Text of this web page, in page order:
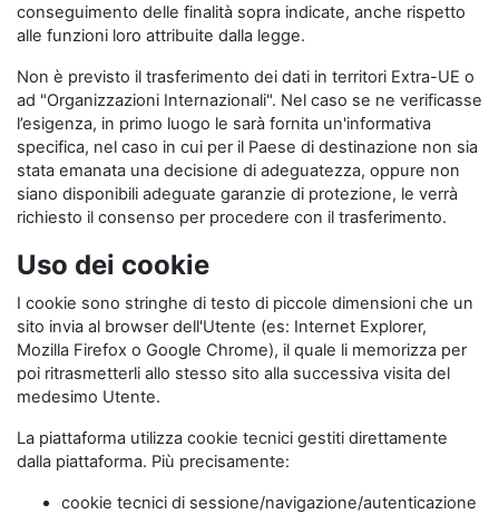
conseguimento delle finalità sopra indicate, anche rispetto
alle funzioni loro attribuite dalla legge.
Non è previsto il trasferimento dei dati in territori Extra-UE o
ad "Organizzazioni Internazionali". Nel caso se ne verificasse
l’esigenza, in primo luogo le sarà fornita un'informativa
specifica, nel caso in cui per il Paese di destinazione non sia
stata emanata una decisione di adeguatezza, oppure non
siano disponibili adeguate garanzie di protezione, le verrà
richiesto il consenso per procedere con il trasferimento.
Uso dei cookie
I cookie sono stringhe di testo di piccole dimensioni che un
sito invia al browser dell'Utente (es: Internet Explorer,
Mozilla Firefox o Google Chrome), il quale li memorizza per
poi ritrasmetterli allo stesso sito alla successiva visita del
medesimo Utente.
La piattaforma utilizza cookie tecnici gestiti direttamente
dalla piattaforma. Più precisamente:
cookie tecnici di sessione/navigazione/autenticazione